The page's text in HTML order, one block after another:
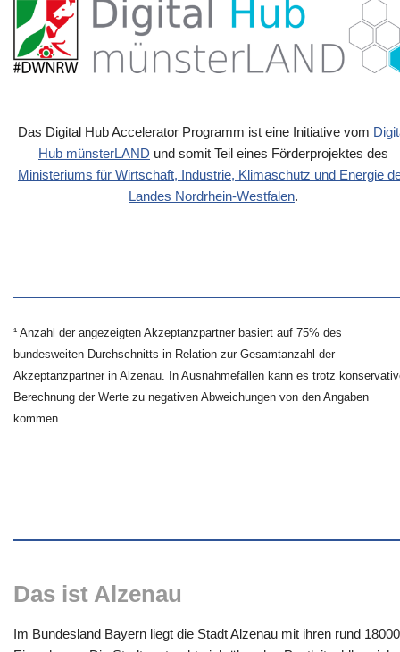
Das Digital Hub Accelerator Programm ist eine Initiative vom
Hub münsterLAND und somit Teil eines Förderprojektes des
Ministeriums für Wirtschaft, Industrie, Klimaschutz und Energie
Landes Nordrhein-Westfalen.
¹ Anzahl der angezeigten Akzeptanzpartner basiert auf 75% des
bundesweiten Durchschnitts in Relation zur Gesamtanzahl der
Akzeptanzpartner in Alzenau. In Ausnahmefällen kann es trotz
Berechnung der Werte zu negativen Abweichungen von den Angaben
kommen.
Das ist Alzenau
Im Bundesland Bayern liegt die Stadt Alzenau mit ihren rund 18000